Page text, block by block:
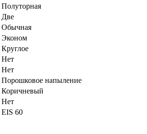
Полуторная
Две
Обычная
Эконом
Круглое
Нет
Нет
Порошковое напыление
Коричневый
Нет
EIS 60